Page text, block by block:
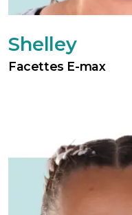
Shelley
Facettes E-max